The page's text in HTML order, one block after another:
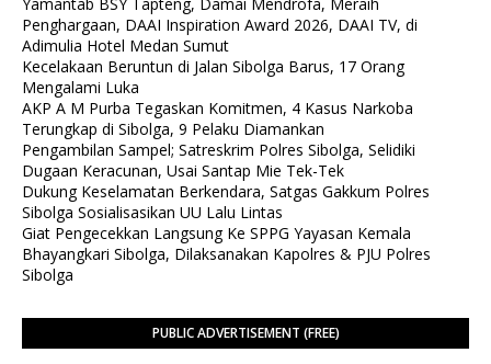
Penghargaan, DAAI Inspiration Award 2026, DAAI TV, di
Adimulia Hotel Medan Sumut
Kecelakaan Beruntun di Jalan Sibolga Barus, 17 Orang
Mengalami Luka
AKP A M Purba Tegaskan Komitmen, 4 Kasus Narkoba
Terungkap di Sibolga, 9 Pelaku Diamankan
Pengambilan Sampel; Satreskrim Polres Sibolga, Selidiki
Dugaan Keracunan, Usai Santap Mie Tek-Tek
Dukung Keselamatan Berkendara, Satgas Gakkum Polres
Sibolga Sosialisasikan UU Lalu Lintas
Giat Pengecekkan Langsung Ke SPPG Yayasan Kemala
Bhayangkari Sibolga, Dilaksanakan Kapolres & PJU Polres
Sibolga
PUBLIC ADVERTISEMENT (FREE)